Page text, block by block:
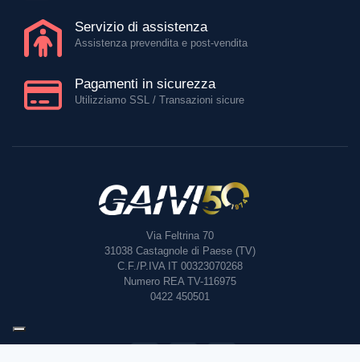
Servizio di assistenza
Assistenza prevendita e post-vendita
Pagamenti in sicurezza
Utilizziamo SSL / Transazioni sicure
Via Feltrina 70
31038 Castagnole di Paese (TV)
C.F./P.IVA IT 00323070268
Numero REA TV-116975
0422 450501